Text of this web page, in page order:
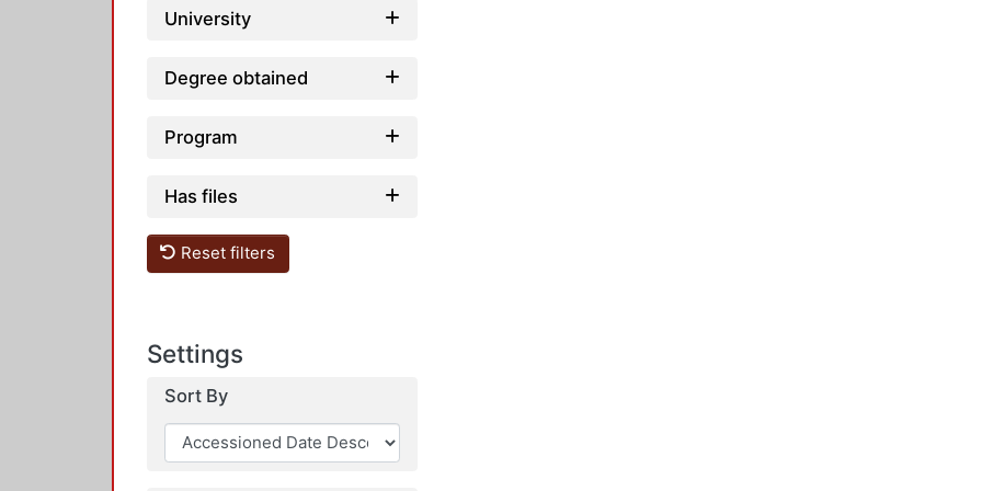
University
Degree obtained
Program
Has files
Reset filters
Settings
Sort By